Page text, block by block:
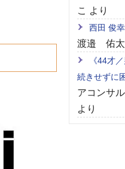
こ より
西田 俊
渡邉 佑太
《44才
続きせずに
アコンサ
より